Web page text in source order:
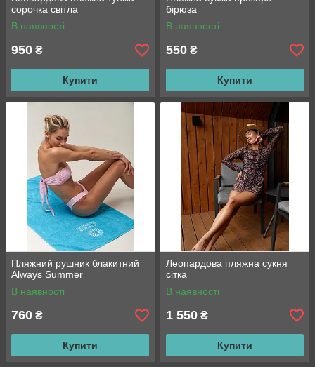
сорочка світла
В наявності
950 ₴
Купити
бірюза
В наявності
550 ₴
Купити
Пляжний рушник блакитний
Always Summer
В наявності
760 ₴
Купити
Леопардова пляжна сукня
сітка
В наявності
1 550 ₴
Купити